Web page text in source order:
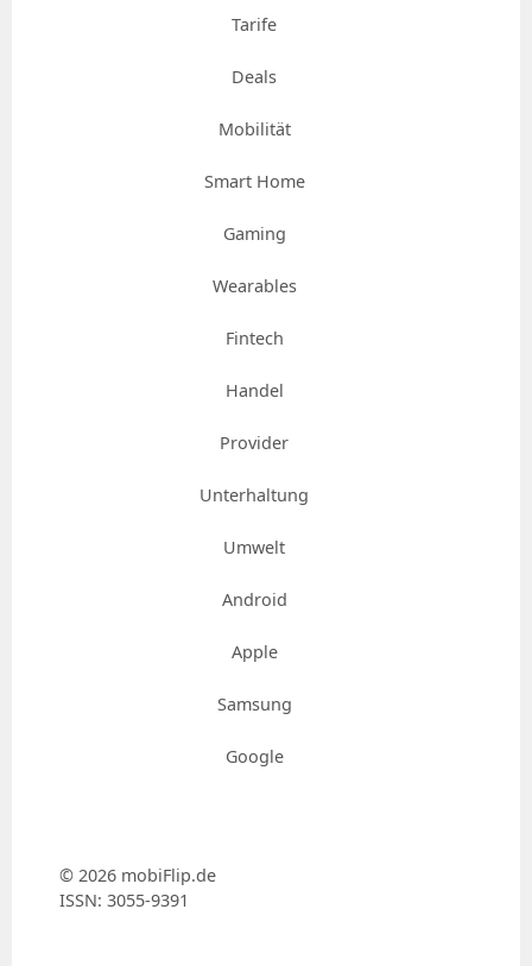
Tarife
Deals
Mobilität
Smart Home
Gaming
Wearables
Fintech
Handel
Provider
Unterhaltung
Umwelt
Android
Apple
Samsung
Google
© 2026 mobiFlip.de
ISSN: 3055-9391